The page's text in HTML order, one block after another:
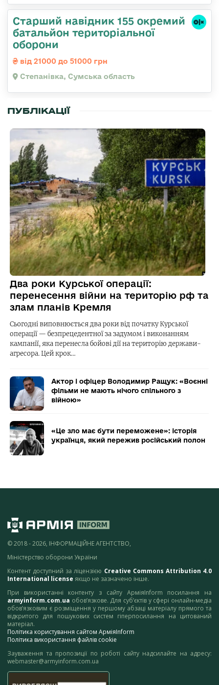
Старший навідник 155 окремий
батальйон територіальної
оборони
від 21000 до 51000 грн
Степанівка, Сумська область
ПУБЛІКАЦІЇ
Два роки Курської операції:
перенесення війни на територію рф та
злам планів Кремля
Сьогодні виповнюється два роки від початку Курської
операції — безпрецедентної за задумом і виконанням
кампанії, яка перенесла бойові дії на територію держави-
агресора. Цей крок…
Актор і офіцер Володимир Ращук: «Воєнні
фільми не мають нічого спільного з
війною»
«Це зло має бути переможене»: історія
українця, який пережив російський полон
© 2018 - 2026, ІНФОРМАЦІЙНЕ АГЕНТСТВО,
Міністерство оборони України
Контент доступний за ліцензією Creative Commons Attribution 4.0
International license якщо не зазначено інше.
При використанні контенту з сайту АрміяInform посилання на
armyinform.com.ua обов’язкове. Для суб’єктів у сфері онлайн-медіа
обов’язковим є розміщення у першому абзаці матеріалу прямого та
відкритого для пошукових систем гіперпосилання на цитований
матеріал.
Політика користування сайтом АрміяInform
Політика використання файлів cookie
Зауваження та пропозиції по роботі сайту надсилайте на адресу:
webmaster@armyinform.com.ua